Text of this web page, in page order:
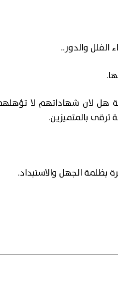
والدور..
هل لان شهاداتهم لا
بالمتميزين.
بظلمة الجهل والاستبداد.
هذا إعلان وفاة رسمي لجامعة
تمثله من ...قراءة المزيد